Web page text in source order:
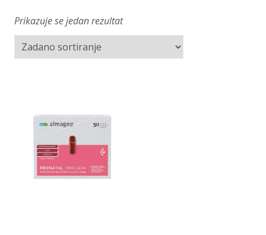
Prikazuje se jedan rezultat